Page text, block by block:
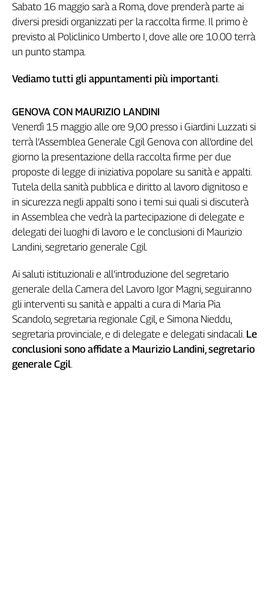
Talk
La
settimana
Collettiva
Il
Linea
Economica
Tech
It
Inserti
Idea
trasmissioni
tv
Work
in
Progress
L'Italia
nel
Sabato 16 maggio sarà a Roma, dove prenderà parte ai
diversi presidi organizzati per la raccolta firme. Il primo è
previsto al Policlinico Umberto I, dove alle ore 10.00 terrà
un punto stampa.
Vediamo tutti gli appuntamenti più importanti.
GENOVA CON MAURIZIO LANDINI
Venerdì 15 maggio alle ore 9,00 presso i Giardini Luzzati si
terrà l’Assemblea Generale Cgil Genova con all’ordine del
giorno la presentazione della raccolta firme per due
proposte di legge di iniziativa popolare su sanità e appalti.
Tutela della sanità pubblica e diritto al lavoro dignitoso e
in sicurezza negli appalti sono i temi sui quali si discuterà
in Assemblea che vedrà la partecipazione di delegate e
delegati dei luoghi di lavoro e le conclusioni di Maurizio
Landini, segretario generale Cgil.
Ai saluti istituzionali e all’introduzione del segretario
generale della Camera del Lavoro Igor Magni, seguiranno
gli interventi su sanità e appalti a cura di Maria Pia
Scandolo, segretaria regionale Cgil, e Simona Nieddu,
segretaria provinciale, e di delegate e delegati sindacali. Le
conclusioni sono affidate a Maurizio Landini, segretario
generale Cgil.